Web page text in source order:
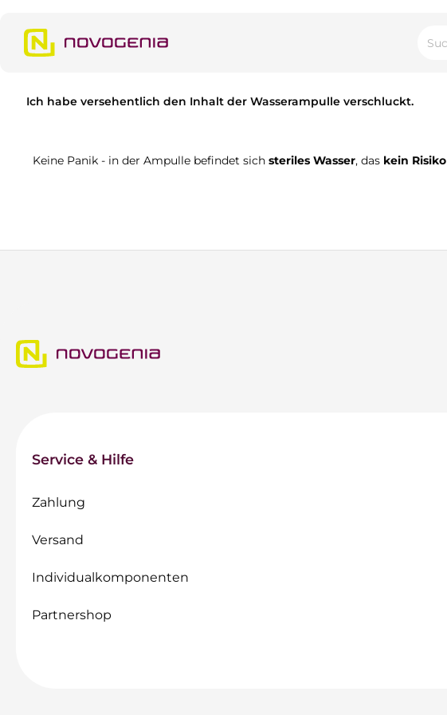
Ich habe versehentlich den Inhalt der Wasserampulle verschluckt.
Keine Panik - in der Ampulle befindet sich steriles Wasser, das kein Risiko
Service & Hilfe
Zahlung
Versand
Individualkomponenten
Partnershop